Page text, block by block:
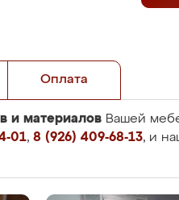
Оплата
и материалов Вашей
01, 8 (926) 409-68-13, и